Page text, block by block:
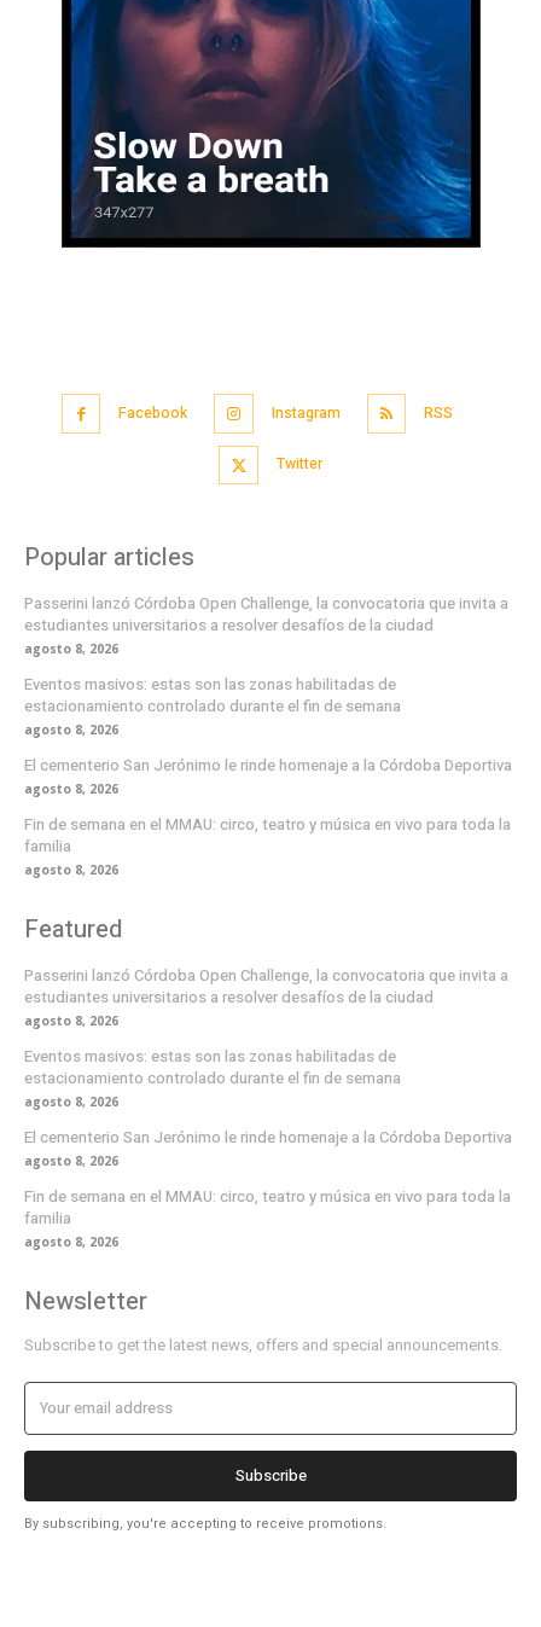
Facebook Instagram RSS
Twitter
Popular articles
Passerini lanzó Córdoba Open Challenge, la convocatoria que invita a
estudiantes universitarios a resolver desafíos de la ciudad
agosto 8, 2026
Eventos masivos: estas son las zonas habilitadas de
estacionamiento controlado durante el fin de semana
agosto 8, 2026
El cementerio San Jerónimo le rinde homenaje a la Córdoba Deportiva
agosto 8, 2026
Fin de semana en el MMAU: circo, teatro y música en vivo para toda la
familia
agosto 8, 2026
Featured
Passerini lanzó Córdoba Open Challenge, la convocatoria que invita a
estudiantes universitarios a resolver desafíos de la ciudad
agosto 8, 2026
Eventos masivos: estas son las zonas habilitadas de
estacionamiento controlado durante el fin de semana
agosto 8, 2026
El cementerio San Jerónimo le rinde homenaje a la Córdoba Deportiva
agosto 8, 2026
Fin de semana en el MMAU: circo, teatro y música en vivo para toda la
familia
agosto 8, 2026
Newsletter
Subscribe to get the latest news, offers and special announcements.
Subscribe
By subscribing, you're accepting to receive promotions.